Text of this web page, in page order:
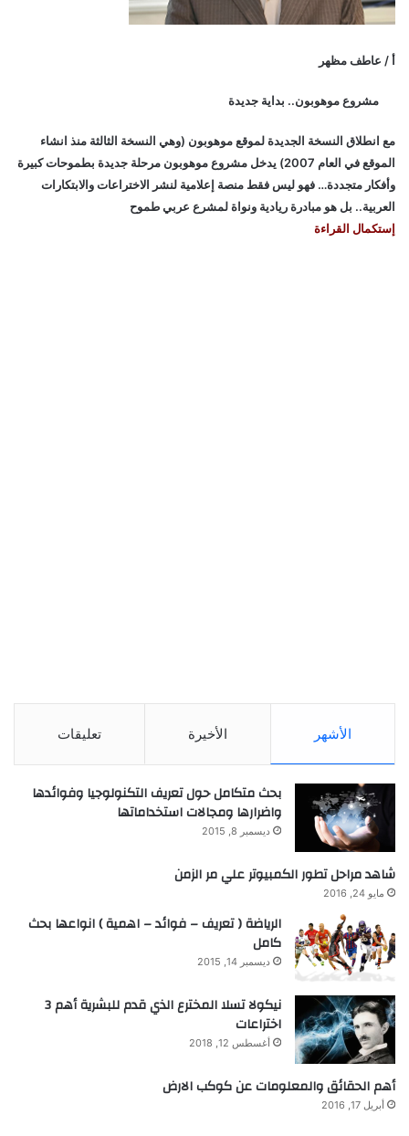
أ / عاطف مظهر
مشروع موهوبون.. بداية جديدة
مع انطلاق النسخة الجديدة لموقع موهوبون (وهي النسخة الثالثة منذ انشاء
الموقع في العام 2007) يدخل مشروع موهوبون مرحلة جديدة بطموحات كبيرة
وأفكار متجددة… فهو ليس فقط منصة إعلامية لنشر الاختراعات والابتكارات
العربية.. بل هو مبادرة ريادية ونواة لمشرع عربي طموح
إستكمال القراءة
الأشهر الأخيرة تعليقات
بحث متكامل حول تعريف التكنولوجيا وفوائدها
واضرارها ومجالات استخداماتها
ديسمبر 8, 2015
شاهد مراحل تطور الكمبيوتر علي مر الزمن
مايو 24, 2016
الرياضة ( تعريف – فوائد – اهمية ) انواعها بحث
كامل
ديسمبر 14, 2015
نيكولا تسلا المخترع الذي قدم للبشرية أهم 3
اختراعات
أغسطس 12, 2018
أهم الحقائق والمعلومات عن كوكب الارض
أبريل 17, 2016